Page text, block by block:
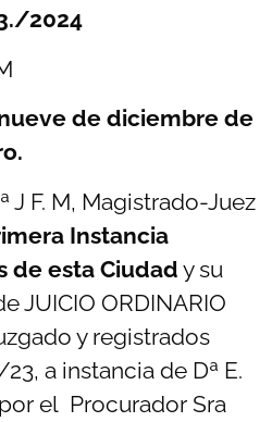
2024
de diciembre de
J F. M, Magistrado-Juez
Instancia
de esta Ciudad y su
JUICIO ORDINARIO
y registrados
a instancia de Dª E.
el Procurador Sra